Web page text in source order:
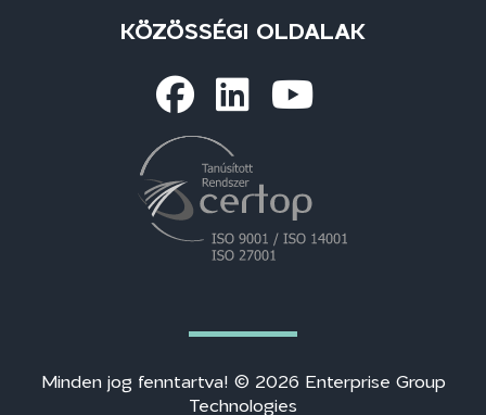
KÖZÖSSÉGI OLDALAK
Minden jog fenntartva! © 2026 Enterprise Group
Technologies